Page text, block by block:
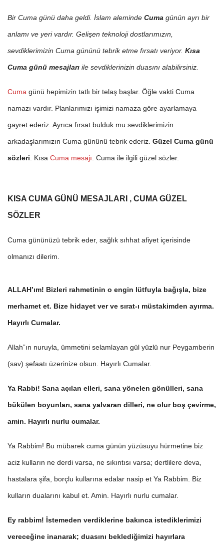
Bir Cuma günü daha geldi. İslam aleminde Cuma günün ayrı bir
anlamı ve yeri vardır. Gelişen teknoloji dostlarımızın,
sevdiklerimizin Cuma gününü tebrik etme fırsatı veriyor. Kısa
Cuma günü mesajları ile sevdiklerinizin duasını alabilirsiniz.
Cuma günü hepimizin tatlı bir telaş başlar. Öğle vakti Cuma
namazı vardır. Planlarımızı işimizi namaza göre ayarlamaya
gayret ederiz. Ayrıca fırsat bulduk mu sevdiklerimizin
arkadaşlarımızın Cuma gününü tebrik ederiz. Güzel Cuma günü
sözleri . Kısa Cuma mesajı . Cuma ile ilgili güzel sözler.
KISA CUMA GÜNÜ MESAJLARI , CUMA GÜZEL
SÖZLER
Cuma gününüzü tebrik eder, sağlık sıhhat afiyet içerisinde
olmanızı dilerim.
ALLAH’ım! Bizleri rahmetinin o engin lütfuyla bağışla, bize
merhamet et. Bize hidayet ver ve sırat-ı müstakimden ayırma.
Hayırlı Cumalar.
Allah”ın nuruyla, ümmetini selamlayan gül yüzlü nur Peygamberin
(sav) şefaatı üzerinize olsun. Hayırlı Cumalar.
Ya Rabbi! Sana açılan elleri, sana yönelen gönülleri, sana
bükülen boyunları, sana yalvaran dilleri, ne olur boş çevirme,
amin. Hayırlı nurlu cumalar.
Ya Rabbim! Bu mübarek cuma günün yüzüsuyu hürmetine biz
aciz kulların ne derdi varsa, ne sıkıntısı varsa; dertlilere deva,
hastalara şifa, borçlu kullarına edalar nasip et Ya Rabbim. Biz
kulların dualarını kabul et. Amin. Hayırlı nurlu cumalar.
Ey rabbim! İstemeden verdiklerine bakınca istediklerimizi
vereceğine inanarak; duasını beklediğimizi hayırlara